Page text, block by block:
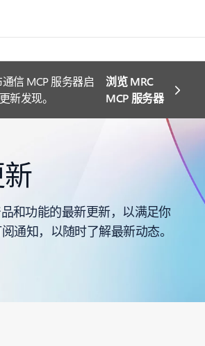
信 MCP 服务器启
新发现。
浏览 MRC
MCP 服务器
和功能的最新更新，以满足你
通知，以随时了解最新动态。